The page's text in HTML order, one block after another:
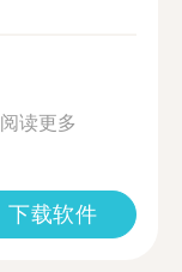
阅读更多
下载软件